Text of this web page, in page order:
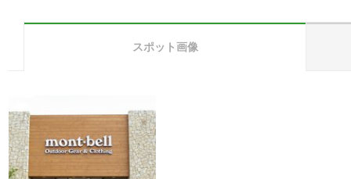
スポット画像